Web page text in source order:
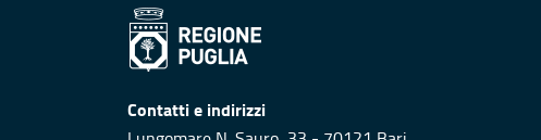
Contatti e indirizzi